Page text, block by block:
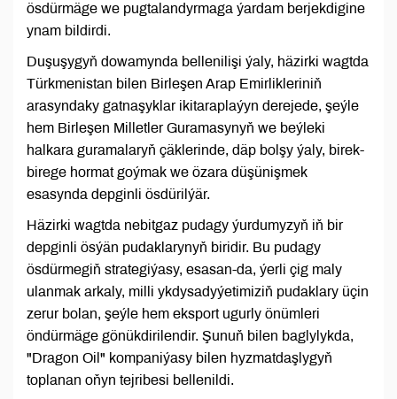
ösdürmäge we pugtalandyrmaga ýardam berjekdigine
ynam bildirdi.
Duşuşygyň dowamynda bellenilişi ýaly, häzirki wagtda
Türkmenistan bilen Birleşen Arap Emirlikleriniň
arasyndaky gatnaşyklar ikitaraplaýyn derejede, şeýle
hem Birleşen Milletler Guramasynyň we beýleki
halkara guramalaryň çäklerinde, däp bolşy ýaly, birek-
birege hormat goýmak we özara düşünişmek
esasynda depginli ösdürilýär.
Häzirki wagtda nebitgaz pudagy ýurdumyzyň iň bir
depginli ösýän pudaklarynyň biridir. Bu pudagy
ösdürmegiň strategiýasy, esasan-da, ýerli çig maly
ulanmak arkaly, milli ykdysadyýetimiziň pudaklary üçin
zerur bolan, şeýle hem eksport ugurly önümleri
öndürmäge gönükdirilendir. Şunuň bilen baglylykda,
"Dragon Oil" kompaniýasy bilen hyzmatdaşlygyň
toplanan oňyn tejribesi bellenildi.